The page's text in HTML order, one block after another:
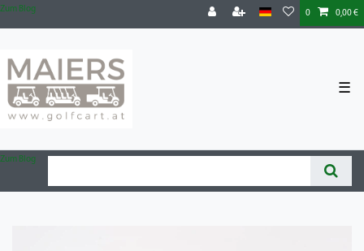
Zum Blog 0 0,00 €
☰
Zum Blog